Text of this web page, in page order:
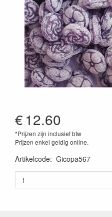
€12.60
*Prijzen zijn inclusief btw
Prijzen enkel geldig online.
Artikelcode: Gicopa567